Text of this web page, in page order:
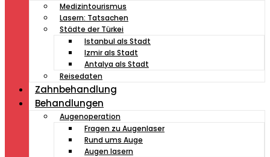
Medizintourismus
Lasern: Tatsachen
Städte der Türkei
Istanbul als Stadt
Izmir als Stadt
Antalya als Stadt
Reisedaten
Zahnbehandlung
Behandlungen
Augenoperation
Fragen zu Augenlaser
Rund ums Auge
Augen lasern